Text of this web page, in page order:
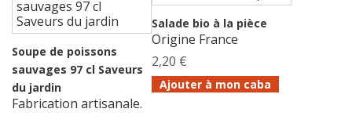
Soupe de poissons
sauvages 97 cl Saveurs
du jardin
Fabrication artisanale.
Salade bio à la pièce
Origine France
2,20 €
Ajouter à mon caba